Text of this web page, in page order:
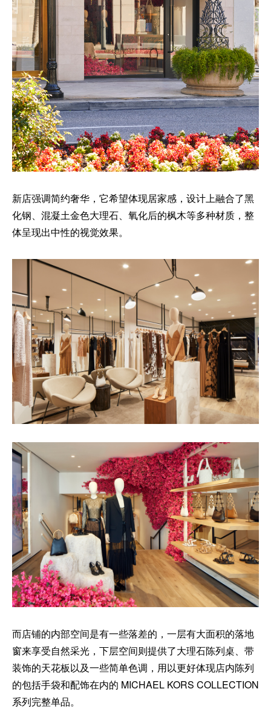
新店强调简约奢华，它希望体现居家感，设计上融合了黑
化钢、混凝土金色大理石、氧化后的枫木等多种材质，整
体呈现出中性的视觉效果。
而店铺的内部空间是有一些落差的，一层有大面积的落地
窗来享受自然采光，下层空间则提供了大理石陈列桌、带
装饰的天花板以及一些简单色调，用以更好体现店内陈列
的包括手袋和配饰在内的 MICHAEL KORS COLLECTION
系列完整单品。